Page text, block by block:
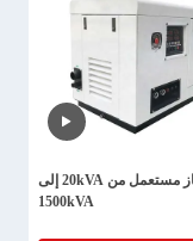
مولد غاز مستعمل من 20kVA إلى
1500kVA